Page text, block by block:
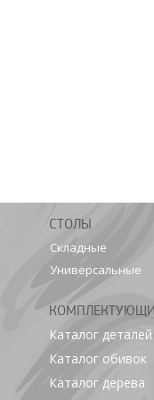
СТОЛЫ
Складные
Универсальные
Каталог деталей
Каталог обивок
Каталог дерева